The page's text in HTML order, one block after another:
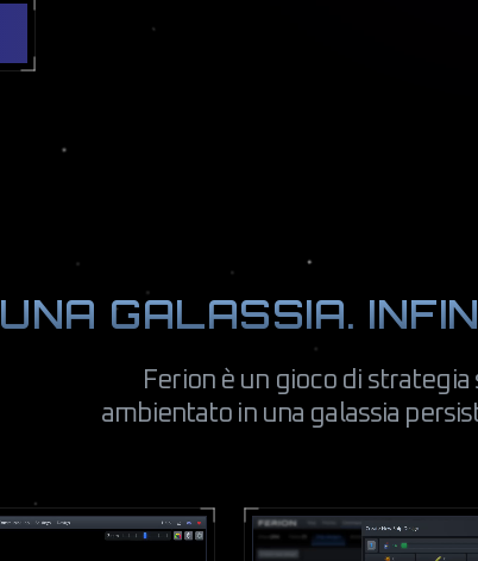
UNA GALASSIA.
Ferion è un gioco di
ambientato in una galassia